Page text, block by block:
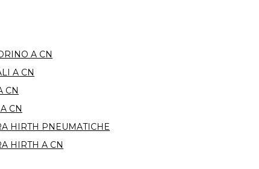
A CN
A CN
CN
CN
HIRTH PNEUMATICHE
HIRTH A CN